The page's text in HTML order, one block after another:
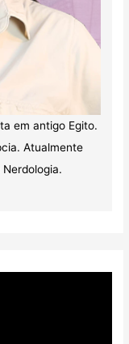
em antigo Egito.
Atualmente